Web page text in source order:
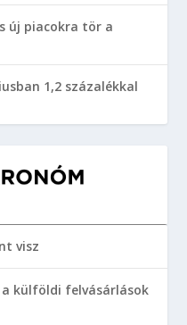
új piacokra tör a
1,2 százalékkal
visz
külföldi felvásárlások